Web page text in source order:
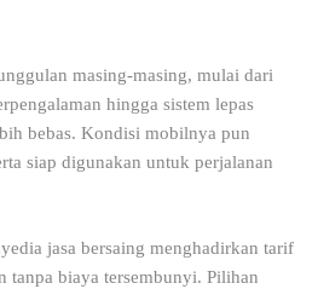
masing-masing, mulai dari
hingga sistem lepas
bebas. Kondisi mobilnya pun
siap digunakan untuk perjalanan
jasa bersaing menghadirkan tarif
tanpa biaya tersembunyi. Pilihan